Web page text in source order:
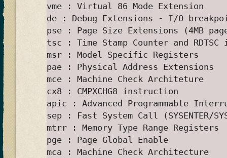
vme : Virtual 86 Mode Extension
de : Debug Extensions - I/O
pse : Page Size Extensions (4MB
tsc : Time Stamp Counter and
msr : Model Specific Registers
pae : Physical Address Extensions
mce : Machine Check Architeture
cx8 : CMPXCHG8 instruction
apic : Advanced Programmable
sep : Fast System Call (SYSENTER/
mtrr : Memory Type Range Registers
pge : Page Global Enable
mca : Machine Check Architecture